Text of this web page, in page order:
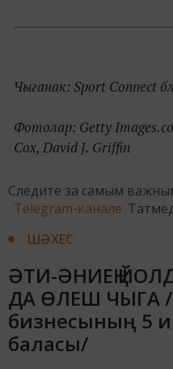
Чыганак: Sport Connect
Фотолар: Getty
Cox, David J. Griffin
Следите за самым
Telegram-канале
ШӘХЕС
ӘТИ-ӘНИЕҢ
ДА ӨЛЕШ ЧЫГА /
бизнесының 5
баласы/